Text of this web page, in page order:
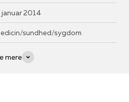
januar 2014
sundhed/sygdom
mere